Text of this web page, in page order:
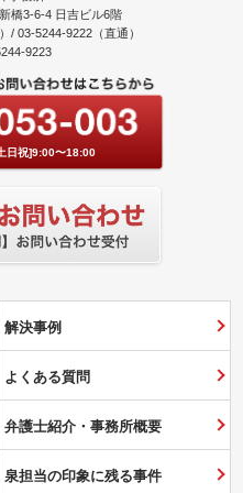
橋3-6-4 日吉ビル6階
/ 03-5244-9222（直通）
9223
祝]9:00〜18:00
解決事例
よくある質問
弁護士紹介・事務所概要
泉担当の印象に残る事件